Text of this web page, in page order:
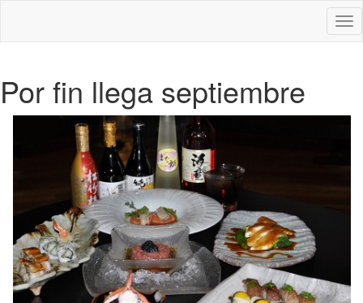
Por fin llega septiembre